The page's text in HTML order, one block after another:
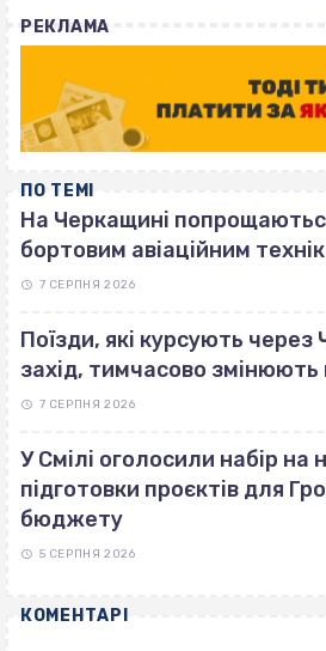
РЕКЛАМА
ПО ТЕМІ
На Черкащині
бортовим авіаційним
7 СЕРПНЯ 2026
Поїзди, які курсують
захід, тимчасово
7 СЕРПНЯ 2026
У Смілі оголосили набір на
підготовки проєктів для
бюджету
5 СЕРПНЯ 2026
КОМЕНТАРІ